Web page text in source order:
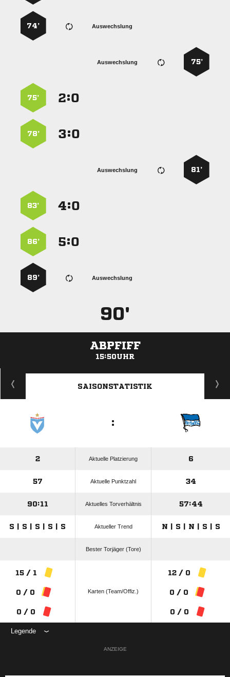
Auswechslung
74’
75’
Auswechslung
:
75’
:
78’
81’
Auswechslung
:
83’
:
86’
Auswechslung
89’
90'
ABPFIFF
15:50UHR
ANZEIGE
SAISONSTATISTIK
:
2 Aktuelle Platzierung 6
57 Aktuelle Punktzahl 34
90:11 Aktuelles Torverhältnis 57:44
S | S | S | S | S Aktueller Trend N | S | N | S | S
Bester Torjäger (Tore)
15 / 1
0 / 0
0 / 0
Karten (Team/Offiz.)
12 / 0
0 / 0
0 / 0
Legende
ANZEIGE